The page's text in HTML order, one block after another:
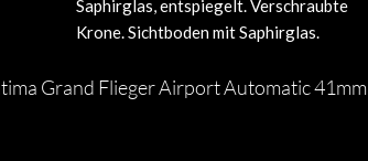
Saphirglas, entspiegelt. Verschraubte
Krone. Sichtboden mit Saphirglas.
Grand Flieger Airport Automatic 41mm